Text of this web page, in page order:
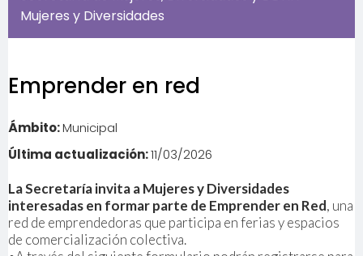
Mujeres y Diversidades
Emprender en red
Ámbito:Municipal
Última actualización:11/03/2026
La Secretaría invita a Mujeres y Diversidades
interesadas en formar parte de Emprender en Red, una
red de emprendedoras que participa en ferias y espacios
de comercialización colectiva.